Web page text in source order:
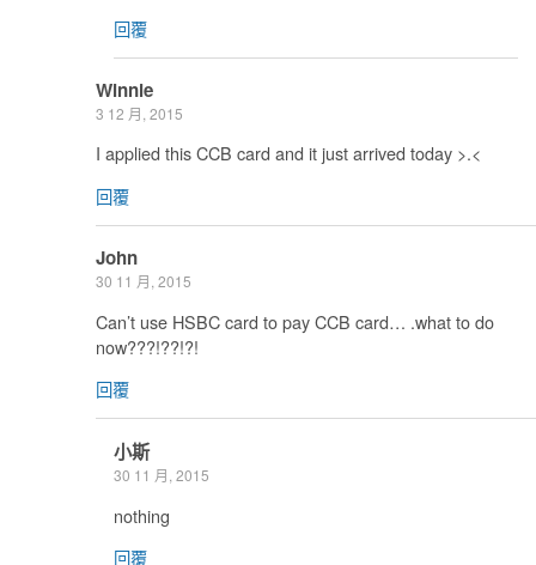
回覆
Winnie
3 12 月, 2015
I applied this CCB card and it just arrived today >.<
回覆
John
30 11 月, 2015
Can’t use HSBC card to pay CCB card… .what to do
now???!??!?!
回覆
小斯
30 11 月, 2015
nothing
回覆